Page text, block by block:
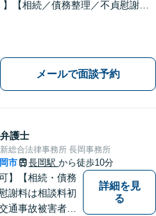
】【相続／債務整理／不貞慰謝料
気持ちに寄り添いながら法的サポ
をいたします。
メールで面談予約
弁護士
総合法律事務所 長岡事務所
市 長岡駅 から徒歩10分
】【相続・債務
謝料は相談料初
通事故被害者の
詳細を見
る